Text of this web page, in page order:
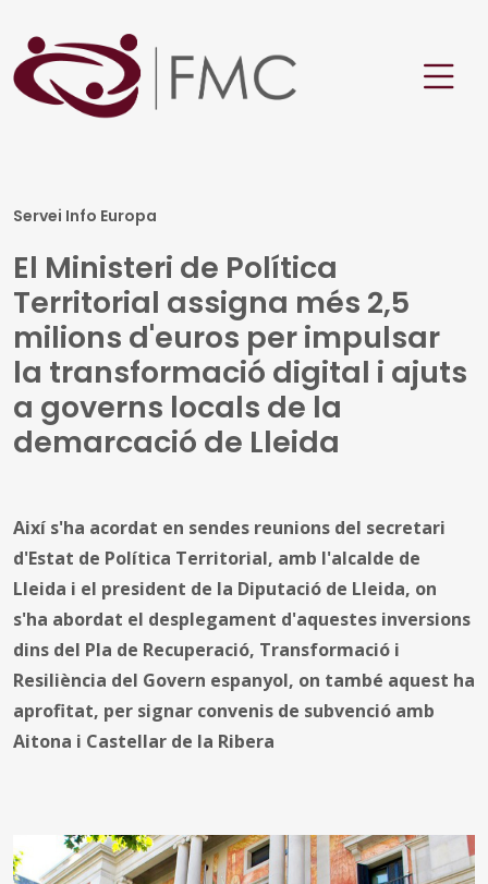
Servei Info Europa
El Ministeri de Política
Territorial assigna més 2,5
milions d'euros per impulsar
la transformació digital i ajuts
a governs locals de la
demarcació de Lleida
Així s'ha acordat en sendes reunions del secretari
d'Estat de Política Territorial, amb l'alcalde de
Lleida i el president de la Diputació de Lleida, on
s'ha abordat el desplegament d'aquestes inversions
dins del Pla de Recuperació, Transformació i
Resiliència del Govern espanyol, on també aquest ha
aprofitat, per signar convenis de subvenció amb
Aitona i Castellar de la Ribera